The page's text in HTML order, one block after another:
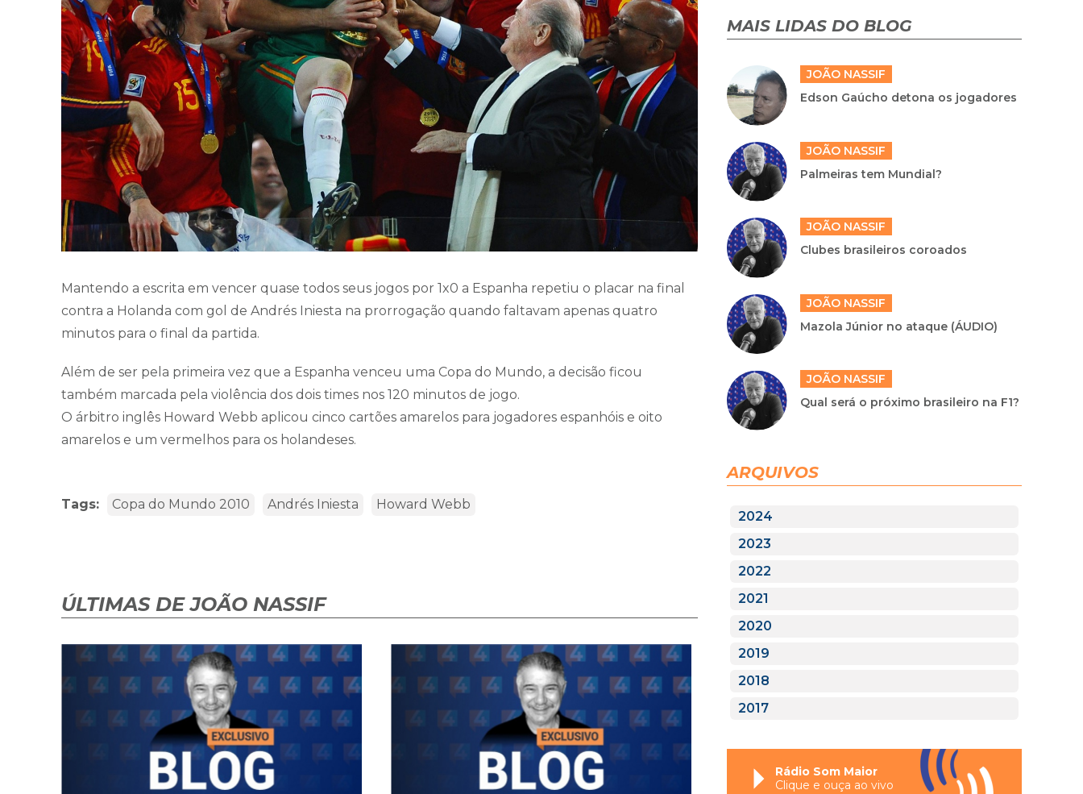
Mantendo a escrita em vencer quase todos seus jogos por 1x0 a Espanha repetiu o placar na final
contra a Holanda com gol de Andrés Iniesta na prorrogação quando faltavam apenas quatro
minutos para o final da partida.
Além de ser pela primeira vez que a Espanha venceu uma Copa do Mundo, a decisão ficou
também marcada pela violência dos dois times nos 120 minutos de jogo.
O árbitro inglês Howard Webb aplicou cinco cartões amarelos para jogadores espanhóis e oito
amarelos e um vermelhos para os holandeses.
Tags: Copa do Mundo 2010 Andrés Iniesta Howard Webb
ÚLTIMAS DE JOÃO NASSIF
MAIS LIDAS DO BLOG
JOÃO NASSIF
Edson Gaúcho detona os jogadores
JOÃO NASSIF
Palmeiras tem Mundial?
JOÃO NASSIF
Clubes brasileiros coroados
JOÃO NASSIF
Mazola Júnior no ataque (ÁUDIO)
JOÃO NASSIF
Qual será o próximo brasileiro na F1?
ARQUIVOS
2024
2023
2022
2021
2020
2019
2018
2017
Rádio Som Maior
Clique e ouça ao vivo